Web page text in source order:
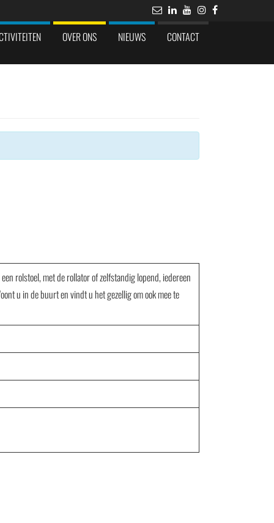
OVER ONS NIEUWS CONTACT
rolstoel, met de rollator of zelfstandig lopend, iedereen
u in de buurt en vindt u het gezellig om ook mee te